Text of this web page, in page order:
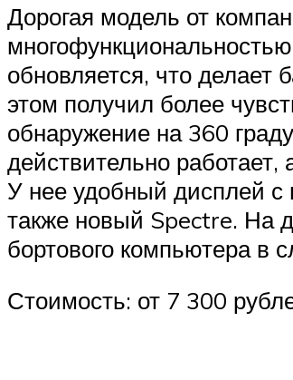
Дорогая модель от
обновляется, что делает
этом получил более
обнаружение на 360
действительно
У нее удобный дисплей
также новый Spectre. На
бортового компьютера в
Стоимость: от 7 300